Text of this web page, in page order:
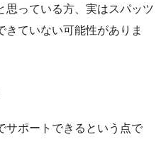
思っている方、実はスパッツ
きていない可能性がありま
サポートできるという点で